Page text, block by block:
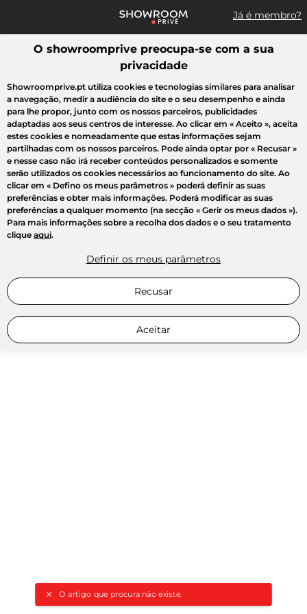
Já é membro?
Pesquisar uma marca, um artigo, uma venda...
O artigo que procura não existe.
Todas as vendas Moda Desporto Casa Criança Beleza
O showroomprive preocupa-se com a sua
privacidade
Showroomprive.pt utiliza cookies e tecnologias similares para analisar
a navegação, medir a audiência do site e o seu desempenho e ainda
para lhe propor, junto com os nossos parceiros, publicidades
adaptadas aos seus centros de interesse. Ao clicar em « Aceito », aceita
estes cookies e nomeadamente que estas informações sejam
partilhadas com os nossos parceiros. Pode ainda optar por « Recusar »
e nesse caso não irá receber conteúdos personalizados e somente
serão utilizados os cookies necessários ao funcionamento do site. Ao
clicar em « Defino os meus parâmetros » poderá definir as suas
preferências e obter mais informações. Poderá modificar as suas
preferências a qualquer momento (na secção « Gerir os meus dados »).
Para mais informações sobre a recolha dos dados e o seu tratamento
clique aqui.
Definir os meus parâmetros
Recusar
Aceitar